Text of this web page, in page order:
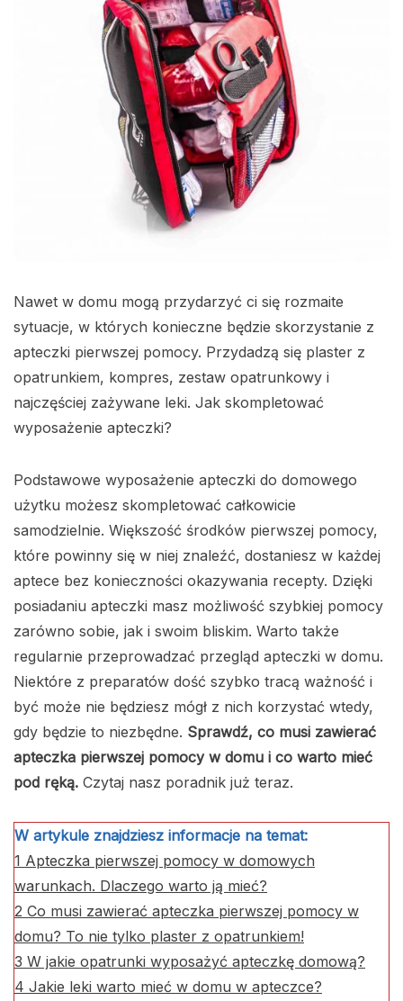
Nawet w domu mogą przydarzyć ci się rozmaite
sytuacje, w których konieczne będzie skorzystanie z
apteczki pierwszej pomocy. Przydadzą się plaster z
opatrunkiem, kompres, zestaw opatrunkowy i
najczęściej zażywane leki. Jak skompletować
wyposażenie apteczki?
Podstawowe wyposażenie apteczki do domowego
użytku możesz skompletować całkowicie
samodzielnie. Większość środków pierwszej pomocy,
które powinny się w niej znaleźć, dostaniesz w każdej
aptece bez konieczności okazywania recepty. Dzięki
posiadaniu apteczki masz możliwość szybkiej pomocy
zarówno sobie, jak i swoim bliskim. Warto także
regularnie przeprowadzać przegląd apteczki w domu.
Niektóre z preparatów dość szybko tracą ważność i
być może nie będziesz mógł z nich korzystać wtedy,
gdy będzie to niezbędne. Sprawdź, co musi zawierać
apteczka pierwszej pomocy w domu i co warto mieć
pod ręką. Czytaj nasz poradnik już teraz.
W artykule znajdziesz informacje na temat:
1 Apteczka pierwszej pomocy w domowych
warunkach. Dlaczego warto ją mieć?
2 Co musi zawierać apteczka pierwszej pomocy w
domu? To nie tylko plaster z opatrunkiem!
3 W jakie opatrunki wyposażyć apteczkę domową?
4 Jakie leki warto mieć w domu w apteczce?